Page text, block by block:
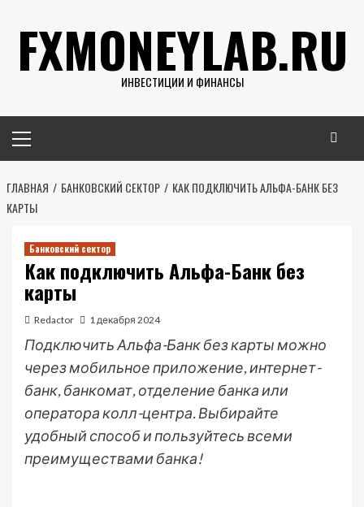
содержимому
FXMONEYLAB.RU
ИНВЕСТИЦИИ И ФИНАНСЫ
меню
ГЛАВНАЯ БАНКОВСКИЙ СЕКТОР
КАК ПОДКЛЮЧИТЬ АЛЬФА-БАНК БЕЗ
КАРТЫ
Банковский сектор
Как подключить Альфа-Банк без
карты
Redactor 1 декабря 2024
Подключить Альфа-Банк без карты можно
через мобильное приложение, интернет-
банк, банкомат, отделение банка или
оператора колл-центра. Выбирайте
удобный способ и пользуйтесь всеми
преимуществами банка!